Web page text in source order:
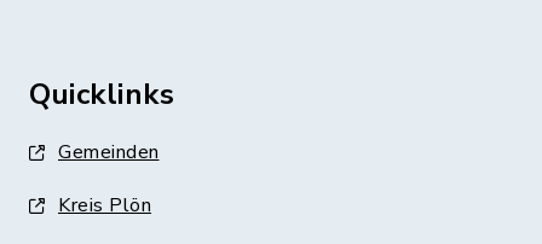
Quicklinks
Gemeinden
Kreis Plön